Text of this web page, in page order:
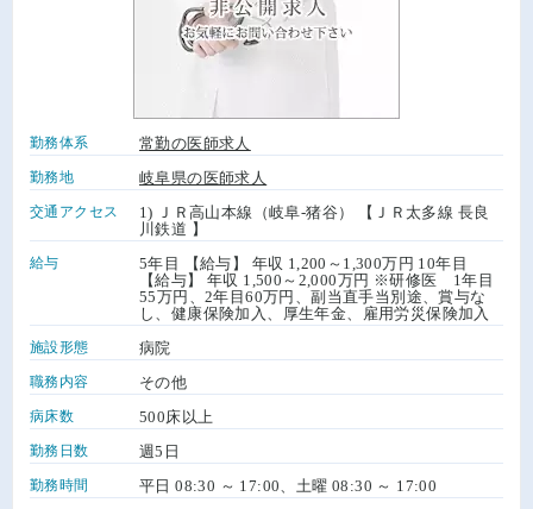
勤務体系 常勤の医師求人
勤務地 岐阜県の医師求人
交通アクセス
1) ＪＲ高山本線（岐阜-猪谷） 【ＪＲ太多線 長良
川鉄道 】
給与
5年目 【給与】 年収 1,200～1,300万円 10年目
【給与】 年収 1,500～2,000万円 ※研修医 1年目
55万円、2年目60万円、副当直手当別途、賞与な
し、健康保険加入、厚生年金、雇用労災保険加入
施設形態 病院
職務内容 その他
病床数 500床以上
勤務日数 週5日
勤務時間 平日 08:30 ～ 17:00、土曜 08:30 ～ 17:00